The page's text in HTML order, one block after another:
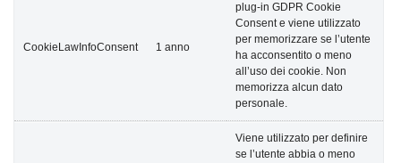
CookieLawInfoConsent 1 anno
plug-in GDPR Cookie
Consent e viene utilizzato
per memorizzare se l’utente
ha acconsentito o meno
all’uso dei cookie. Non
memorizza alcun dato
personale.
Viene utilizzato per definire
se l’utente abbia o meno